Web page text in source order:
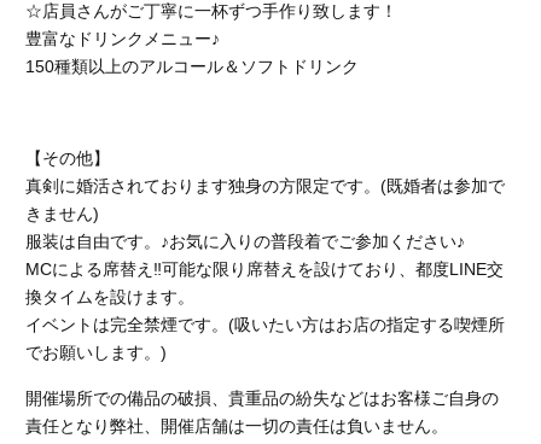
☆店員さんがご丁寧に一杯ずつ手作り致します！
豊富なドリンクメニュー♪
150種類以上のアルコール＆ソフトドリンク
【その他】
真剣に婚活されております独身の方限定です。(既婚者は参加で
きません)
服装は自由です。♪お気に入りの普段着でご参加ください♪
MCによる席替え‼︎可能な限り席替えを設けており、都度LINE交
換タイムを設けます。
イベントは完全禁煙です。(吸いたい方はお店の指定する喫煙所
でお願いします。)
開催場所での備品の破損、貴重品の紛失などはお客様ご自身の
責任となり弊社、開催店舗は一切の責任は負いません。